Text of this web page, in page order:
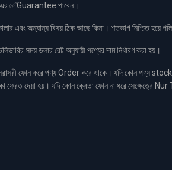
✅Guarantee পাবেন।
এবং অন্যান্য বিষয় ঠিক আছে কিনা। শতভাগ নিশ্চিত
সময় ডলার রেট অনুযায়ী পণ্যের দাম নির্ধারণ করা হয়।
ফোন করে পণ্য Order করে থাকে। যদি কোন পণ্য stock
ফেরত দেয়া হয়। যদি কোন ক্রেতা ফোন না ধরে সেক্ষেত্রে